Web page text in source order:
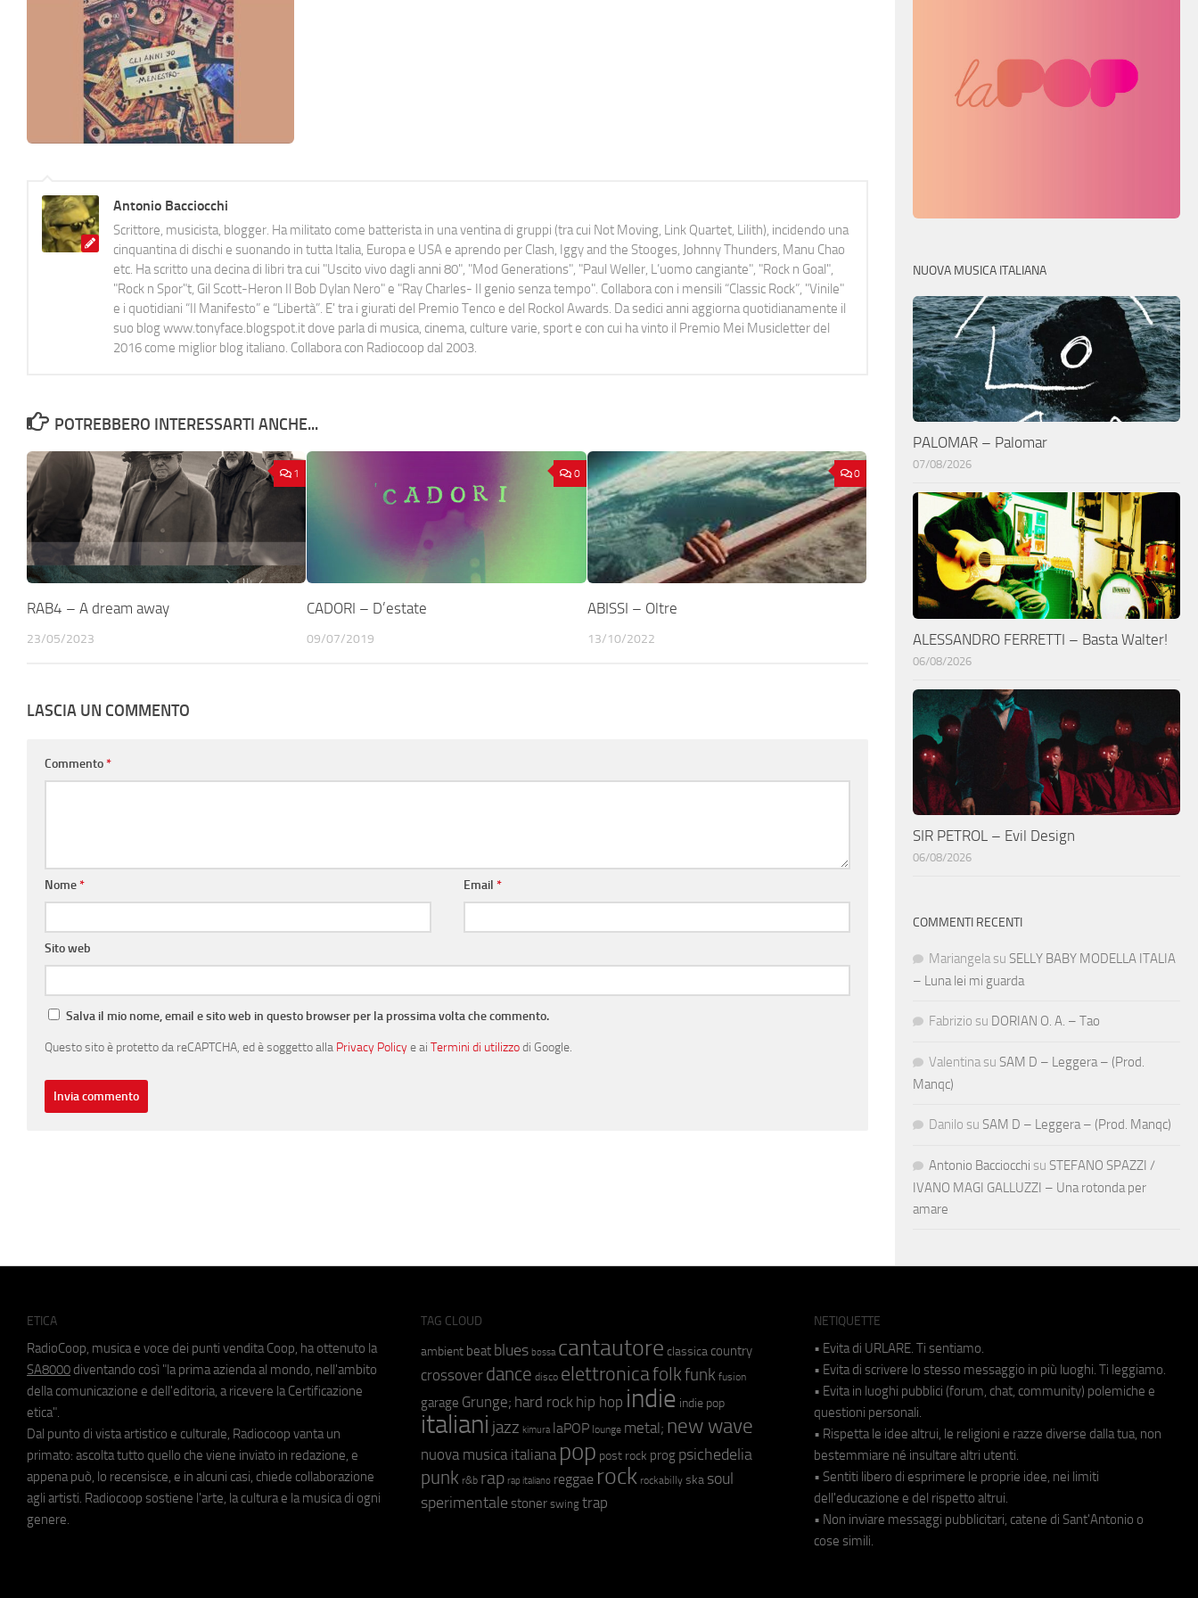
Antonio Bacciocchi
Scrittore, musicista, blogger. Ha militato come batterista in una ventina di gruppi (tra cui Not Moving, Link Quartet, Lilith), incidendo una
cinquantina di dischi e suonando in tutta Italia, Europa e USA e aprendo per Clash, Iggy and the Stooges, Johnny Thunders, Manu Chao
etc. Ha scritto una decina di libri tra cui "Uscito vivo dagli anni 80", "Mod Generations", "Paul Weller, L’uomo cangiante", "Rock n Goal",
"Rock n Spor"t, Gil Scott-Heron Il Bob Dylan Nero" e "Ray Charles- Il genio senza tempo". Collabora con i mensili “Classic Rock”, "Vinile"
e i quotidiani “Il Manifesto” e “Libertà”. E' tra i giurati del Premio Tenco e del Rockol Awards. Da sedici anni aggiorna quotidianamente il
suo blog www.tonyface.blogspot.it dove parla di musica, cinema, culture varie, sport e con cui ha vinto il Premio Mei Musicletter del
2016 come miglior blog italiano. Collabora con Radiocoop dal 2003.
POTREBBERO INTERESSARTI ANCHE...
1
RAB4 – A dream away
23/05/2023
0
CADORI – D’estate
09/07/2019
0
ABISSI – Oltre
13/10/2022
LASCIA UN COMMENTO
Commento*
Nome* Email*
Sito web
Salva il mio nome, email e sito web in questo browser per la prossima volta che commento.
Questo sito è protetto da reCAPTCHA, ed è soggetto alla Privacy Policye ai Termini di utilizzodi Google.
NUOVA MUSICA ITALIANA
PALOMAR – Palomar
07/08/2026
ALESSANDRO FERRETTI – Basta Walter!
06/08/2026
SIR PETROL – Evil Design
06/08/2026
COMMENTI RECENTI
Mariangela su SELLY BABY MODELLA ITALIA
– Luna lei mi guarda
Fabrizio su DORIAN O. A. – Tao
Valentina su SAM D – Leggera – (Prod.
Manqc)
Danilo su SAM D – Leggera – (Prod. Manqc)
Antonio Bacciocchi su STEFANO SPAZZI /
IVANO MAGI GALLUZZI – Una rotonda per
amare
ETICA
RadioCoop, musica e voce dei punti vendita Coop, ha ottenuto la
SA8000 diventando così "la prima azienda al mondo, nell'ambito
della comunicazione e dell'editoria, a ricevere la Certificazione
etica".
Dal punto di vista artistico e culturale, Radiocoop vanta un
primato: ascolta tutto quello che viene inviato in redazione, e
appena può, lo recensisce, e in alcuni casi, chiede collaborazione
agli artisti. Radiocoop sostiene l'arte, la cultura e la musica di ogni
genere.
TAG CLOUD
ambient beat blues bossa cantautore classica country
crossover dance disco elettronicafolkfunk fusion
garage Grunge; hard rock hip hop indie indie pop
italiani jazz kimura laPOP lounge metal; new wave
nuova musica italiana pop post rock prog psichedelia
punk r&b rap rap italiano reggae rock rockabilly ska soul
sperimentale stoner swing trap
NETIQUETTE
• Evita di URLARE. Ti sentiamo.
• Evita di scrivere lo stesso messaggio in più luoghi. Ti leggiamo.
• Evita in luoghi pubblici (forum, chat, community) polemiche e
questioni personali.
• Rispetta le idee altrui, le religioni e razze diverse dalla tua, non
bestemmiare né insultare altri utenti.
• Sentiti libero di esprimere le proprie idee, nei limiti
dell'educazione e del rispetto altrui.
• Non inviare messaggi pubblicitari, catene di Sant'Antonio o
cose simili.